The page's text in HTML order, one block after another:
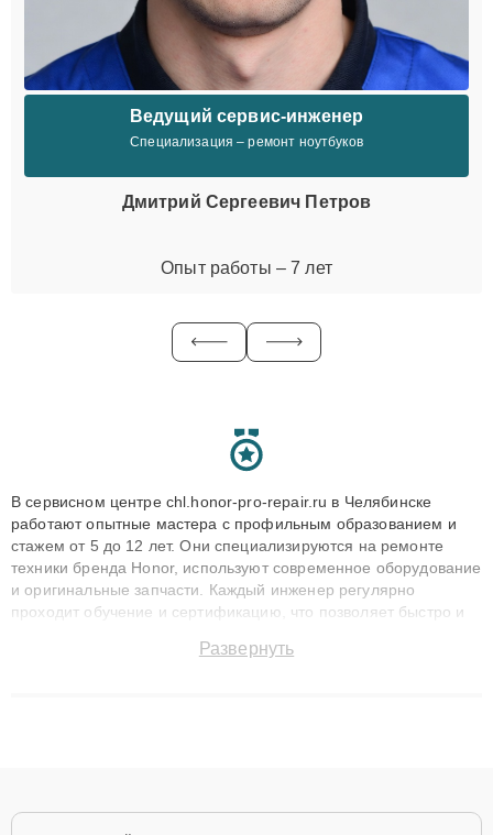
Ведущий сервис-инженер
Специализация – ремонт ноутбуков
Дмитрий Сергеевич Петров
Опыт работы – 7 лет
В сервисном центре chl.honor-pro-repair.ru в Челябинске
работают опытные мастера с профильным образованием и
стажем от 5 до 12 лет. Они специализируются на ремонте
техники бренда Honor, используют современное оборудование
и оригинальные запчасти. Каждый инженер регулярно
проходит обучение и сертификацию, что позволяет быстро и
сохранением гарантии до 3 лет. Наши мастера решают
Развернуть